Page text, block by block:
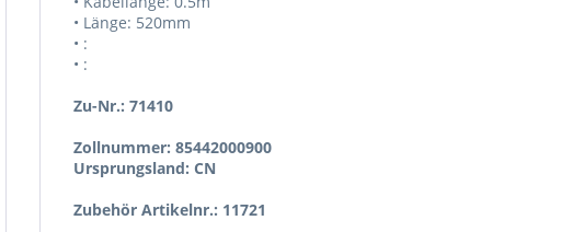
• Länge: 520mm
• :
• :
Zu-Nr.: 71410
Zollnummer: 85442000900
Ursprungsland: CN
Zubehör Artikelnr.: 11721